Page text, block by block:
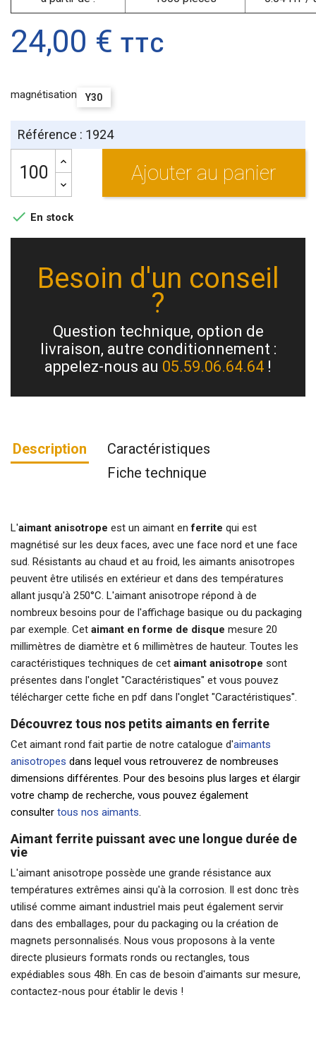
24,00 € TTC
magnétisation Y30
Référence : 1924
Ajouter au panier
 En stock
Besoin d'un conseil
?
Question technique, option de
livraison, autre conditionnement :
appelez-nous au 05.59.06.64.64 !
Description
Caractéristiques
Fiche technique
L'aimant anisotrope est un aimant enferrite qui est
magnétisé sur les deux faces, avec une face nord et une face
sud. Résistants au chaud et au froid, les aimants anisotropes
peuvent être utilisés en extérieur et dans des températures
allant jusqu'à 250°C. L'aimant anisotrope répond à de
nombreux besoins pour de l'affichage basique ou du packaging
par exemple. Cet aimant en forme de disque mesure 20
millimètres de diamètre et 6 millimètres de hauteur. Toutes les
caractéristiques techniques de cet aimant anisotrope sont
présentes dans l'onglet "Caractéristiques" et vous pouvez
télécharger cette fiche en pdf dans l'onglet "Caractéristiques".
Découvrez tous nos petits aimants en ferrite
Cet aimant rond fait partie de notre catalogue d'aimants
anisotropes dans lequel vous retrouverez de nombreuses
dimensions différentes. Pour des besoins plus larges et élargir
votre champ de recherche, vous pouvez également
consulter tous nos aimants.
Aimant ferrite puissant avec une longue durée de
vie
L'aimant anisotrope possède une grande résistance aux
températures extrêmes ainsi qu'à la corrosion. Il est donc très
utilisé comme aimant industriel mais peut également servir
dans des emballages, pour du packaging ou la création de
magnets personnalisés. Nous vous proposons à la vente
directe plusieurs formats ronds ou rectangles, tous
expédiables sous 48h. En cas de besoin d'aimants sur mesure,
contactez-nous pour établir le devis !